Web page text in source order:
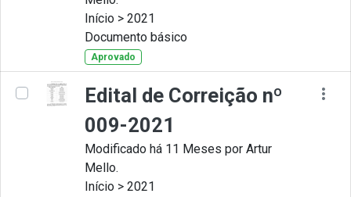
Início > 2021
Documento básico
Aprovado
Edital de Correição nº
009-2021
Modificado há 11 Meses por Artur
Mello.
Início > 2021